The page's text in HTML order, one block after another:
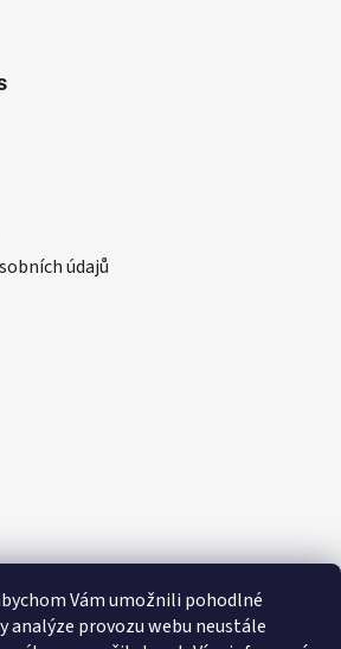
Vám umožnili pohodlné
analýze provozu webu neustále
údajů